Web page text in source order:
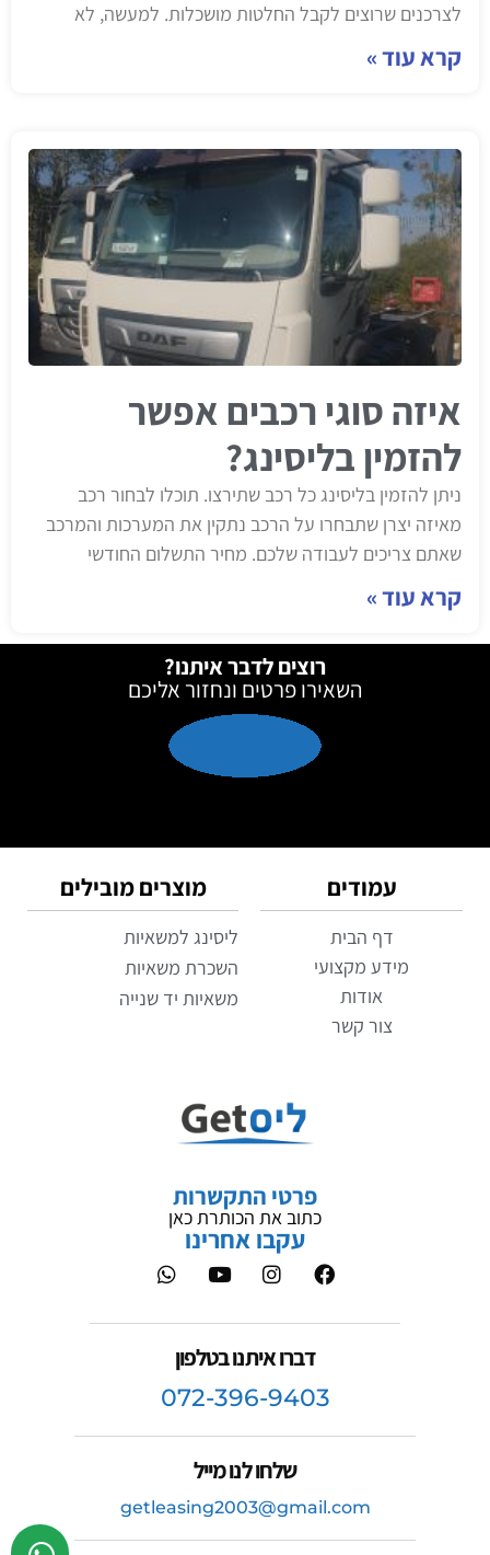
לצרכנים שרוצים לקבל החלטות מושכלות. למעשה, לא
קרא עוד »
איזה סוגי רכבים אפשר
להזמין בליסינג?
ניתן להזמין בליסינג כל רכב שתירצו. תוכלו לבחור רכב
מאיזה יצרן שתבחרו על הרכב נתקין את המערכות והמרכב
שאתם צריכים לעבודה שלכם. מחיר התשלום החודשי
קרא עוד »
רוצים לדבר איתנו?
השאירו פרטים ונחזור אליכם
עמודים
דף הבית
מידע מקצועי
אודות
צור קשר
מוצרים מובילים
ליסינג למשאיות
השכרת משאיות
משאיות יד שנייה
פרטי התקשרות
כתוב את הכותרת כאן
עקבו אחרינו
דברו איתנו בטלפון
072-396-9403
שלחו לנו מייל
getleasing2003@gmail.com